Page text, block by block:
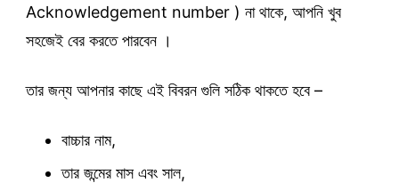
Acknowledgement number ) না থাকে, আপনি খুব
সহজেই বের করতে পারবেন ।
তার জন্য আপনার কাছে এই বিবরন গুলি সঠিক থাকতে হবে –
বাচ্চার নাম,
তার জন্মের মাস এবং সাল,